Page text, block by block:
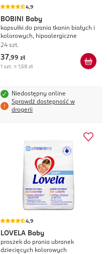
4,9
BOBINI Baby
kapsułki do prania tkanin białych i
kolorowych, hipoalergiczne
24 szt.
37,99 zł
1 szt. = 1,58 zł
Niedostępny online
Sprawdź dostępność w
drogerii
4,9
LOVELA Baby
proszek do prania ubranek
dziecięcych kolorowych